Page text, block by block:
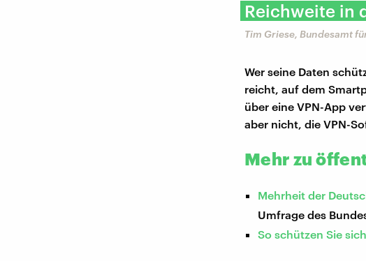
Reichweite in
Tim Griese, Bundesamt
Wer seine Daten
reicht, auf dem
über eine VPN-App
aber nicht, die VPN-
Mehr zu
Mehrheit der
Umfrage des
So schützen Sie